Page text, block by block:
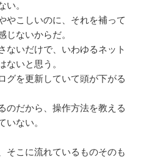
い。
やこしいのに、それを補って
じないからだ。
ないだけで、いわゆるネット
ないと思う。
グを更新していて頭が下がる
のだから、操作方法を教える
いない。
そこに流れているものそのも